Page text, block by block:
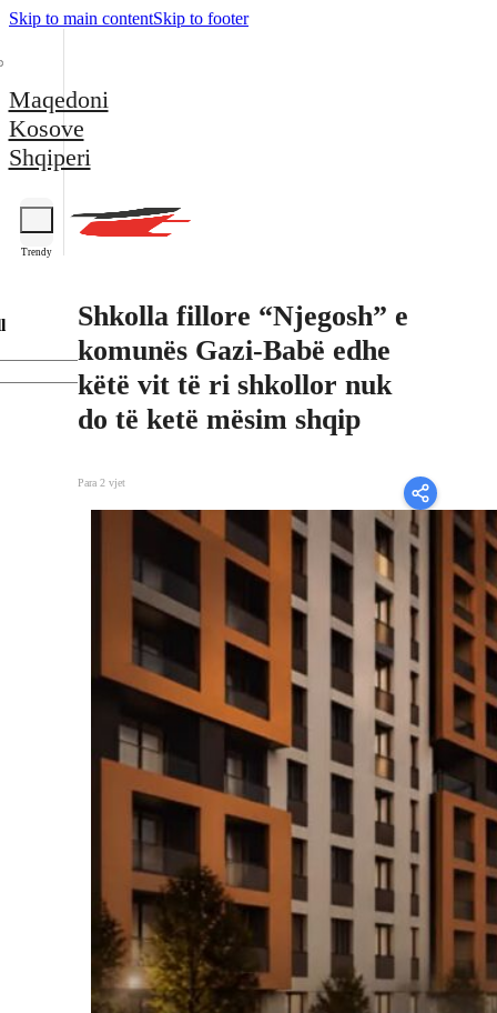
Skip to main contentSkip to footer
Maqedoni
Kosove
Shqiperi
Trendy
Shkolla fillore “Njegosh” e
komunës Gazi-Babë edhe
këtë vit të ri shkollor nuk
do të ketë mësim shqip
Para 2 vjet